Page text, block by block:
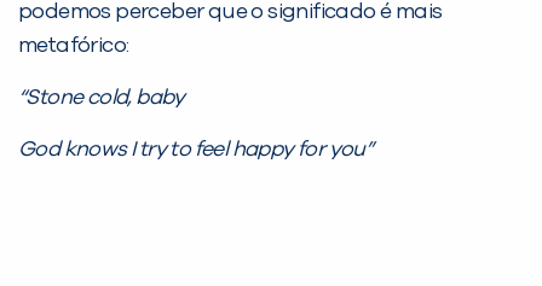
podemos perceber que o significado é mais
metafórico:
“Stone cold, baby
God knows I try to feel happy for you”